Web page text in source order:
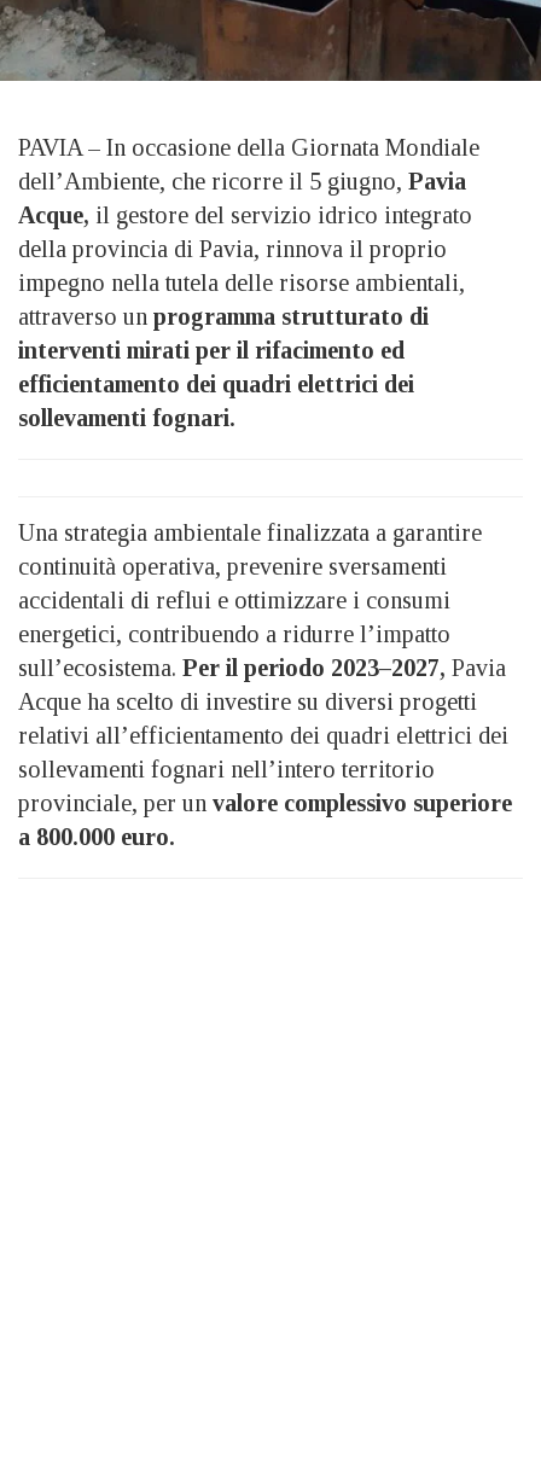
PAVIA – In occasione della Giornata Mondiale
dell’Ambiente, che ricorre il 5 giugno, Pavia
Acque, il gestore del servizio idrico integrato
della provincia di Pavia, rinnova il proprio
impegno nella tutela delle risorse ambientali,
attraverso un programma strutturato di
interventi mirati per il rifacimento ed
efficientamento dei quadri elettrici dei
sollevamenti fognari.
Una strategia ambientale finalizzata a garantire
continuità operativa, prevenire sversamenti
accidentali di reflui e ottimizzare i consumi
energetici, contribuendo a ridurre l’impatto
sull’ecosistema. Per il periodo 2023–2027, Pavia
Acque ha scelto di investire su diversi progetti
relativi all’efficientamento dei quadri elettrici dei
sollevamenti fognari nell’intero territorio
provinciale, per un valore complessivo superiore
a 800.000 euro.